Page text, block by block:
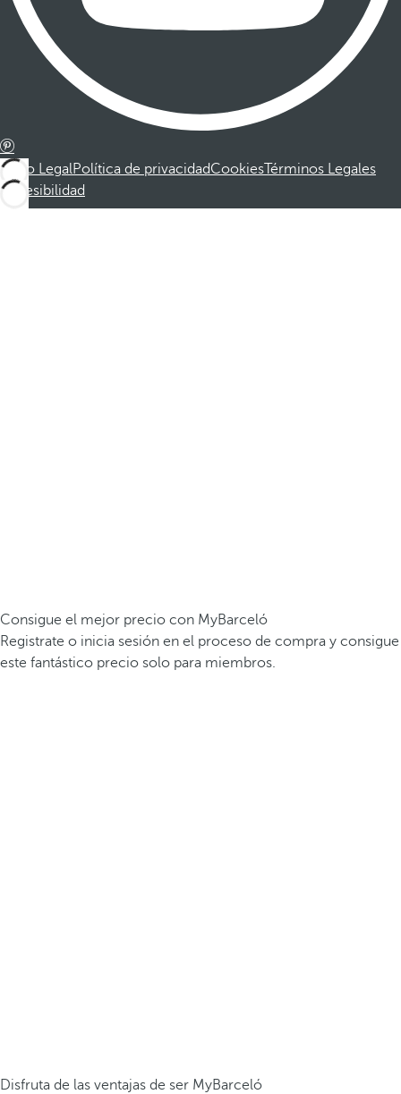
Aviso LegalPolítica de privacidadCookiesTérminos Legales
Accesibilidad
Consigue el mejor precio con MyBarceló
Registrate o inicia sesión en el proceso de compra y consigue
este fantástico precio solo para miembros.
Disfruta de las ventajas de ser MyBarceló